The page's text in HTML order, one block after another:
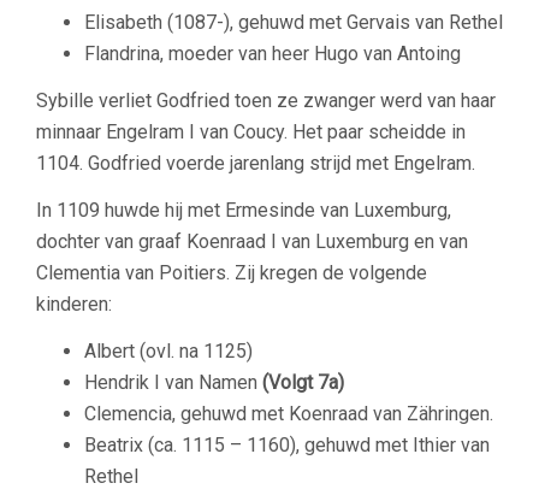
Elisabeth (1087-), gehuwd met Gervais van Rethel
Flandrina, moeder van heer Hugo van Antoing
Sybille verliet Godfried toen ze zwanger werd van haar
minnaar Engelram I van Coucy. Het paar scheidde in
1104. Godfried voerde jarenlang strijd met Engelram.
In 1109 huwde hij met Ermesinde van Luxemburg,
dochter van graaf Koenraad I van Luxemburg en van
Clementia van Poitiers. Zij kregen de volgende
kinderen:
Albert (ovl. na 1125)
Hendrik I van Namen (Volgt 7a)
Clemencia, gehuwd met Koenraad van Zähringen.
Beatrix (ca. 1115 – 1160), gehuwd met Ithier van
Rethel